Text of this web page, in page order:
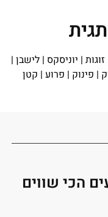
זוגות | יוניסקס | לישבן |
| פינוק | פרוע | קטן
הכי שווים